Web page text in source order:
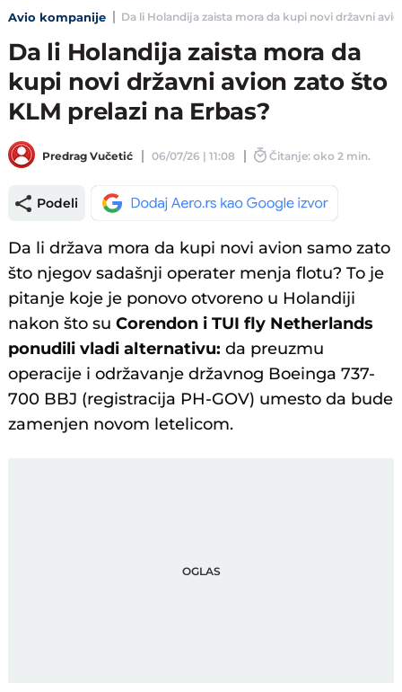
Avio kompanije Da li Holandija zaista mora da kupi novi državni
Da li Holandija zaista mora da
kupi novi državni avion zato što
KLM prelazi na Erbas?
Predrag Vučetić 06/07/26 | 11:08 Čitanje: oko 2 min.
Podeli
Da li država mora da kupi novi avion samo zato
što njegov sadašnji operater menja flotu? To je
pitanje koje je ponovo otvoreno u Holandiji
nakon što suCorendon i TUI fly Netherlands
ponudili vladi alternativu: da preuzmu
operacije i održavanje državnog Boeinga 737-
700 BBJ (registracija PH-GOV) umesto da bude
zamenjen novom letelicom.